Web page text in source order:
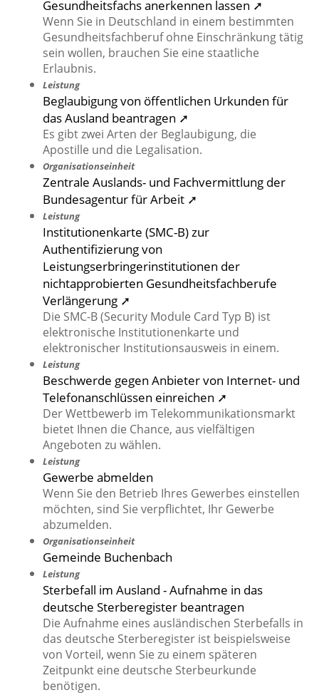
Gesundheitsfachs anerkennen lassen ➚
Wenn Sie in Deutschland in einem bestimmten
Gesundheitsfachberuf ohne Einschränkung tätig
sein wollen, brauchen Sie eine staatliche
Erlaubnis.
Leistung
Beglaubigung von öffentlichen Urkunden für
das Ausland beantragen ➚
Es gibt zwei Arten der Beglaubigung, die
Apostille und die Legalisation.
Organisationseinheit
Zentrale Auslands- und Fachvermittlung der
Bundesagentur für Arbeit ➚
Leistung
Institutionenkarte (SMC-B) zur
Authentifizierung von
Leistungserbringerinstitutionen der
nichtapprobierten Gesundheitsfachberufe
Verlängerung ➚
Die SMC-B (Security Module Card Typ B) ist
elektronische Institutionenkarte und
elektronischer Institutionsausweis in einem.
Leistung
Beschwerde gegen Anbieter von Internet- und
Telefonanschlüssen einreichen ➚
Der Wettbewerb im Telekommunikationsmarkt
bietet Ihnen die Chance, aus vielfältigen
Angeboten zu wählen.
Leistung
Gewerbe abmelden
Wenn Sie den Betrieb Ihres Gewerbes einstellen
möchten, sind Sie verpflichtet, Ihr Gewerbe
abzumelden.
Organisationseinheit
Gemeinde Buchenbach
Leistung
Sterbefall im Ausland - Aufnahme in das
deutsche Sterberegister beantragen
Die Aufnahme eines ausländischen Sterbefalls in
das deutsche Sterberegister ist beispielsweise
von Vorteil, wenn Sie zu einem späteren
Zeitpunkt eine deutsche Sterbeurkunde
benötigen.